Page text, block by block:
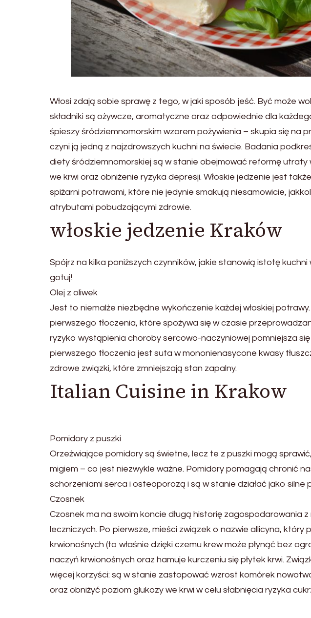
Włosi zdają sobie sprawę z tego, w jaki sposób jeść. Być może
składniki są ożywcze, aromatyczne oraz odpowiednie dla
śpieszy śródziemnomorskim wzorem pożywienia – skupia się na
czyni ją jedną z najzdrowszych kuchni na świecie. Badania
diety śródziemnomorskiej są w stanie obejmować reformę utraty
we krwi oraz obniżenie ryzyka depresji. Włoskie jedzenie jest
spiżarni potrawami, które nie jedynie smakują niesamowicie,
atrybutami pobudzającymi zdrowie.
włoskie jedzenie Kraków
Spójrz na kilka poniższych czynników, jakie stanowią istotę kuchni
gotuj!
Olej z oliwek
Jest to niemalże niezbędne wykończenie każdej włoskiej potrawy.
pierwszego tłoczenia, które spożywa się w czasie
ryzyko wystąpienia choroby sercowo-naczyniowej pomniejsza
pierwszego tłoczenia jest suta w mononienasycone kwasy
zdrowe związki, które zmniejszają stan zapalny.
Italian Cuisine in Krakow
Pomidory z puszki
Orzeźwiające pomidory są świetne, lecz te z puszki mogą
migiem – co jest niezwykle ważne. Pomidory pomagają chronić
schorzeniami serca i osteoporozą i są w stanie działać jako silne
Czosnek
Czosnek ma na swoim koncie długą historię zagospodarowania
leczniczych. Po pierwsze, mieści związek o nazwie allicyna, który
krwionośnych (to właśnie dzięki czemu krew może płynąć bez
naczyń krwionośnych oraz hamuje kurczeniu się płytek krwi.
więcej korzyści: są w stanie zastopować wzrost komórek
oraz obniżyć poziom glukozy we krwi w celu słabnięcia ryzyka